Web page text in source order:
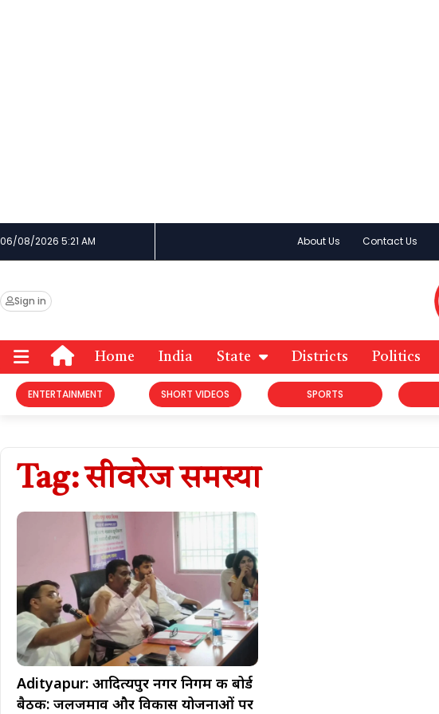
06/08/2026 5:21 AM About Us Contact Us
Sign in
Home India State Districts Politics
ENTERTAINMENT SHORT VIDEOS SPORTS
Tag: सीवरेज समस्या
Adityapur: आदित्यपुर नगर निगम की बोर्ड
बैठक: जलजमाव और विकास योजनाओं पर